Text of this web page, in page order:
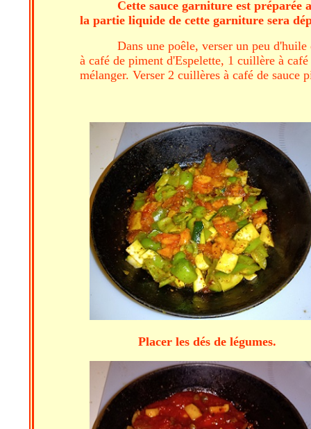
Cette sauce garniture est préparée
la partie liquide de cette garniture sera
Dans une poêle, verser un peu
à café de piment d'Espelette, 1 cuillère à
mélanger. Verser 2 cuillères à café de
Placer les dés de